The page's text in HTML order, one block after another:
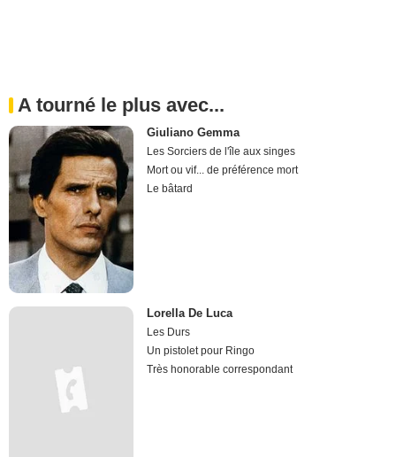
A tourné le plus avec...
Giuliano Gemma
Les Sorciers de l'île aux singes
Mort ou vif... de préférence mort
Le bâtard
Lorella De Luca
Les Durs
Un pistolet pour Ringo
Très honorable correspondant